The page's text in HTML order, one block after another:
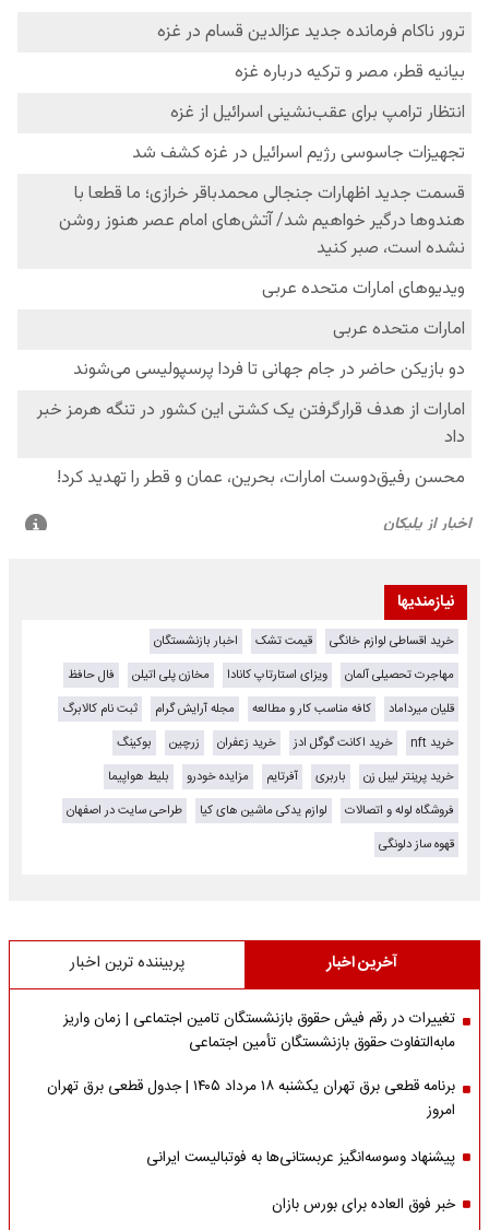
نیازمندیها
خرید اقساطی لوازم خانگی قیمت تشک
اخبار بازنشستگان
مهاجرت تحصیلی آلمان
ویزای استارتاپ کانادا مخازن پلی اتیلن
فال حافظ
قلیان میرداماد
کافه مناسب کار و مطالعه مجله آرایش گرام
ثبت نام کالابرگ
خرید nft
خرید اکانت گوگل ادز خرید زعفران زرچین
بوکینگ
خرید پرینتر لیبل زن
باربری آفرتایم مزایده خودرو
بلیط هواپیما
فروشگاه لوله و اتصالات
لوازم یدکی ماشین های کیا
طراحی سایت در اصفهان
قهوه ساز دلونگی
آخرین اخبار پربیننده ترین اخبار
تغییرات در رقم فیش حقوق بازنشستگان تامین اجتماعی | زمان واریز
مابه‌التفاوت حقوق بازنشستگان تأمین اجتماعی
برنامه قطعی برق تهران یکشنبه ۱۸ مرداد ۱۴۰۵ | جدول قطعی برق تهران
امروز
پیشنهاد وسوسه‌انگیز عربستانی‌ها به فوتبالیست ایرانی
خبر فوق العاده برای بورس بازان